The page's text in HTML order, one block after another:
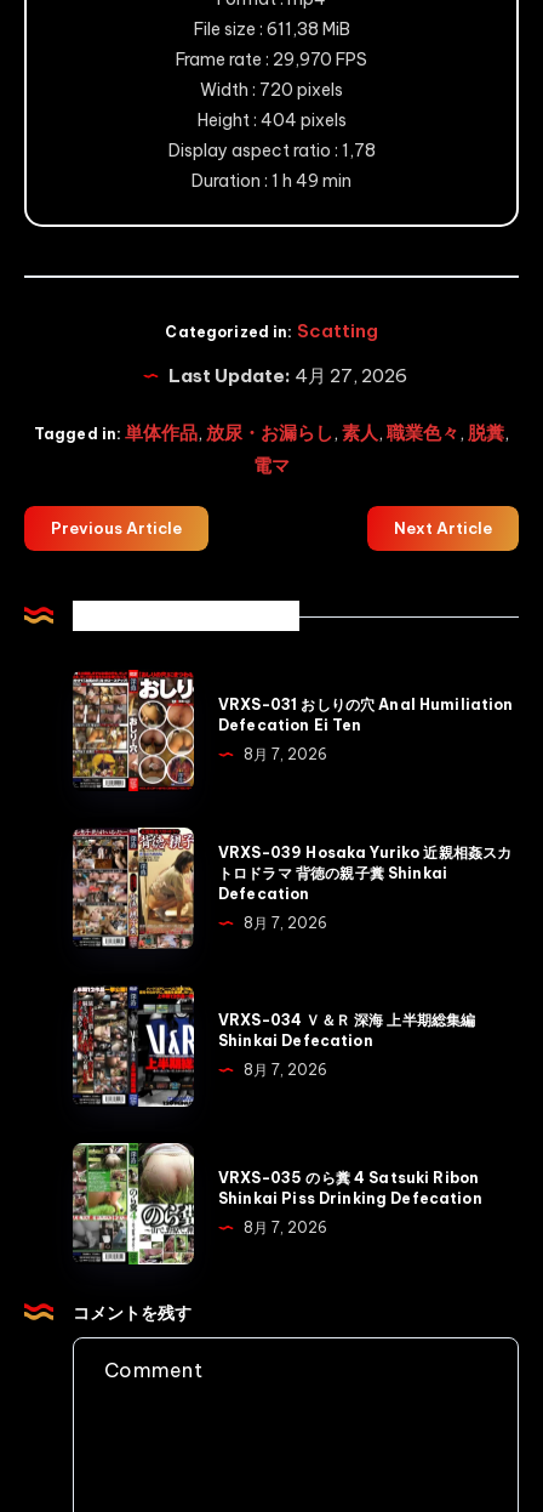
File size : 611,38 MiB
Frame rate : 29,970 FPS
Width : 720 pixels
Height : 404 pixels
Display aspect ratio : 1,78
Duration : 1 h 49 min
Categorized in: Scatting
Last Update: 4月 27, 2026
Tagged in: 単体作品,放尿・お漏らし,素人,職業色々, 脱糞,
電マ
Previous Article Next Article
VRXS-
031
お
し
の
穴
Anal
Humiliation
Defecation
Ei
Ten
VRXS-031 おしりの穴 Anal Humiliation
Defecation Ei Ten
8月 7, 2026
VRXS-
039
Hosaka
Yuriko
親
相
姦
ス
ト
ロ
ド
ラ
マ
徳
VRXS-039 Hosaka Yuriko 近親相姦スカ
トロドラマ 背徳の親子糞 Shinkai
Defecation
8月 7, 2026
VRXS-
034
Ｖ
＆
深
海
上
半
集
VRXS-034 Ｖ＆Ｒ 深海 上半期総集編
Shinkai Defecation
8月 7, 2026
VRXS-
035
の
ら
4
Satsuki
Ribon
VRXS-035 のら糞 4 Satsuki Ribon
Shinkai Piss Drinking Defecation
8月 7, 2026
コメントを残す